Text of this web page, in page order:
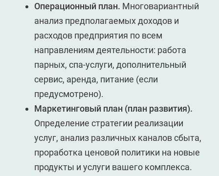
Операционный план. Многовариантный
анализ предполагаемых доходов и
расходов предприятия по всем
направлениям деятельности: работа
парных, спа-услуги, дополнительный
сервис, аренда, питание (если
предусмотрено).
Маркетинговый план (план развития).
Определение стратегии реализации
услуг, анализ различных каналов сбыта,
проработка ценовой политики на новые
продукты и услуги вашего комплекса.